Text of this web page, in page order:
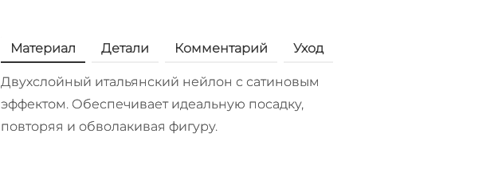
Материал Детали Комментарий Уход
Двухслойный итальянский нейлон с сатиновым
эффектом. Обеспечивает идеальную посадку,
повторяя и обволакивая фигуру.